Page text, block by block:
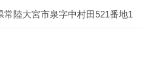
陸大宮市泉字中村田521番地1